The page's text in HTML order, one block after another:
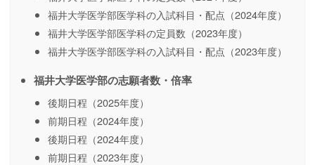
福井大学医学部医学科の入試科目・配点（2024年度）
福井大学医学部医学科の定員数（2023年度）
福井大学医学部医学科の入試科目・配点（2023年度）
福井大学医学部の志願者数・倍率
後期日程（2025年度）
前期日程（2024年度）
後期日程（2024年度）
前期日程（2023年度）